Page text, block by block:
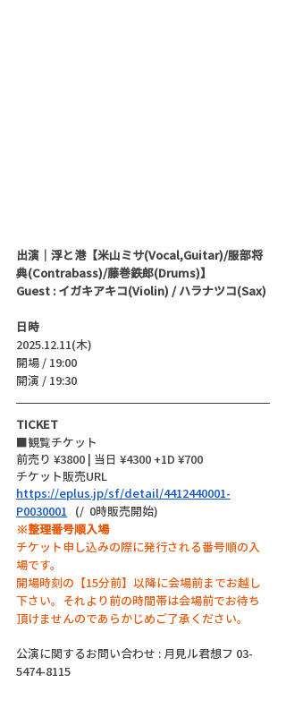
出演｜ 浮と港【米山ミサ(Vocal,Guitar)/服部将
典(Contrabass)/藤巻鉄郎(Drums)】
Guest : イガキアキコ(Violin) / ハラナツコ(Sax)
日時
2025.12.11(木)
開場 / 19:00
開演 / 19:30
TICKET
■観覧チケット
前売り ¥3800 | 当日 ¥4300 +1D ¥700
チケット販売URL
https://eplus.jp/sf/detail/4412440001-
P0030001
   (/  0時販売開始)
※整理番号順入場
チケット申し込みの際に発行される番号順の入
場です。
開場時刻の【15分前】以降に会場前までお越し
下さい。それより前の時間帯は会場前でお待ち
頂けませんのであらかじめご了承ください。
公演に関するお問い合わせ : 月見ル君想フ 03-
5474-8115